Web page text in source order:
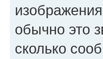
обычно это
сколько